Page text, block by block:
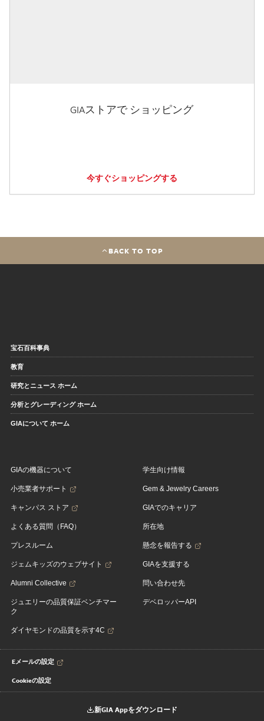
GIAストアで ショッピング
今すぐショッピングする
BACK TO TOP
宝石百科事典
教育
研究とニュース ホーム
分析とグレーディング ホーム
GIAについて ホーム
GIAの機器について
小売業者サポート
キャンパス ストア
よくある質問（FAQ）
プレスルーム
ジェムキッズのウェブサイト
Alumni Collective
ジュエリーの品質保証ベンチマー
ク
ダイヤモンドの品質を示す4C
学生向け情報
Gem & Jewelry Careers
GIAでのキャリア
所在地
懸念を報告する
GIAを支援する
問い合わせ先
デベロッパーAPI
Eメールの設定
Cookieの設定
新GIA Appをダウンロード